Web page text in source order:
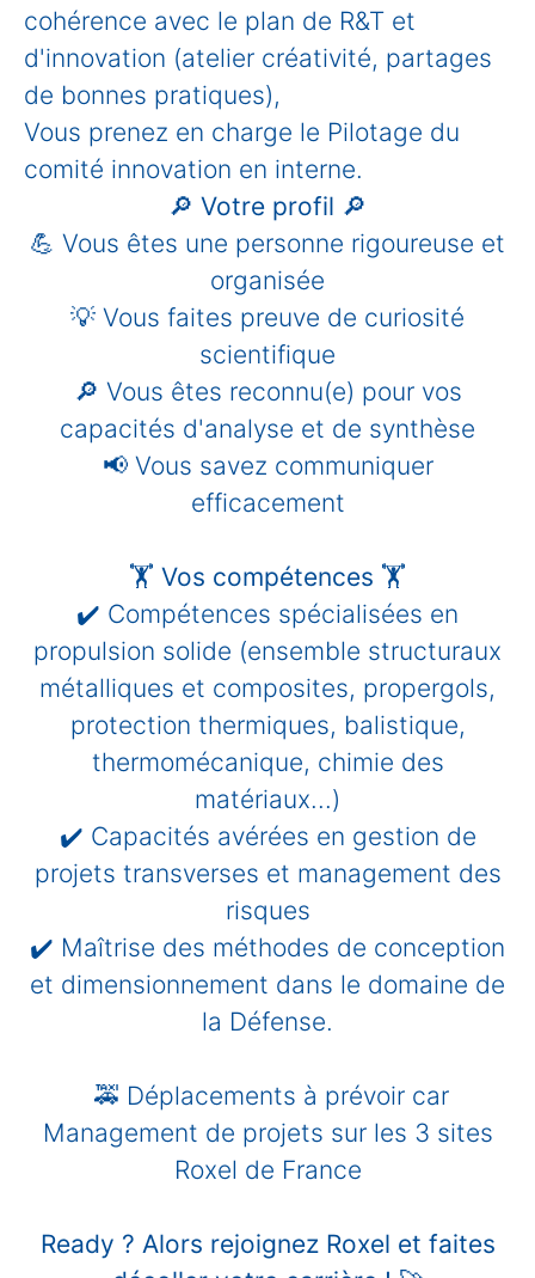
cohérence avec le plan de R&T et
d'innovation (atelier créativité, partages
de bonnes pratiques),
Vous prenez en charge le Pilotage du
comité innovation en interne.
🔎 Votre profil 🔎
💪 Vous êtes une personne rigoureuse et
organisée
💡 Vous faites preuve de curiosité
scientifique
🔎 Vous êtes reconnu(e) pour vos
capacités d'analyse et de synthèse
📢 Vous savez communiquer
efficacement
🏋️ ‍Vos compétences 🏋️‍
✔️ Compétences spécialisées en
propulsion solide (ensemble structuraux
métalliques et composites, propergols,
protection thermiques, balistique,
thermomécanique, chimie des
matériaux...)
✔️ Capacités avérées en gestion de
projets transverses et management des
risques
✔️ Maîtrise des méthodes de conception
et dimensionnement dans le domaine de
la Défense.
🚕 Déplacements à prévoir car
Management de projets sur les 3 sites
Roxel de France
Ready ? Alors rejoignez Roxel et faites